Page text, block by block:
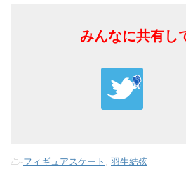
みんなに共有し
-フィギュアスケート 羽生結弦